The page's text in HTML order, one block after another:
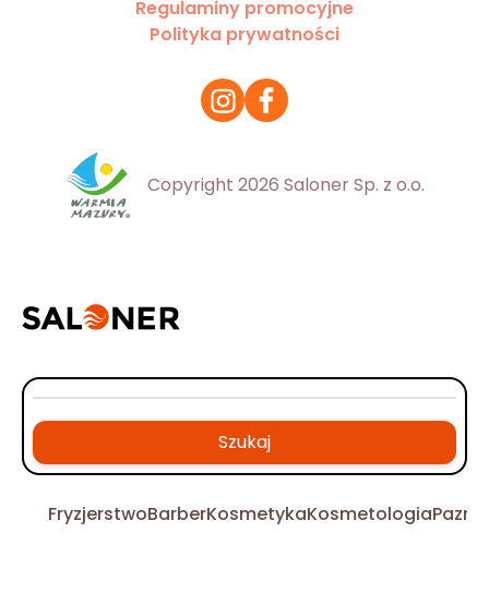
Regulaminy promocyjne
Polityka prywatności
Copyright 2026 Saloner Sp. z o.o.
Szukaj
FryzjerstwoBarberKosmetykaKosmetologia